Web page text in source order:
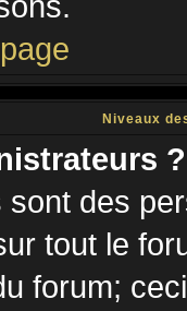
Niveaux
?
sont des
tout le
forum;